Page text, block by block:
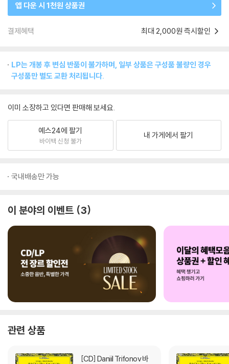
앱 다운 시 1천원 상품권
결제혜택 최대 2,000원 즉시할인
LP는 개봉 후 변심 반품이 불가하며, 일부 상품은 구성품 불량인 경우
구성품만 별도 교환 처리됩니다.
이미 소장하고 있다면 판매해 보세요.
예스24에 팔기
바이백 신청 불가
내 가게에서 팔기
국내배송만 가능
이 분야의 이벤트 3
관련 상품
[CD]